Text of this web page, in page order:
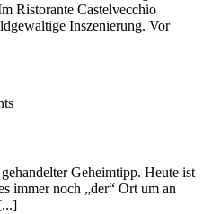
Ristorante Castelvecchio
Inszenierung. Vor
Geheimtipp. Heute ist
immer noch „der“ Ort um an